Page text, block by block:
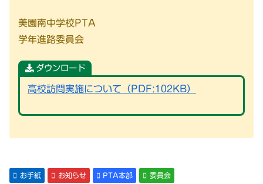
美園南中学校PTA
学年進路委員会
ダウンロード
高校訪問実施について（PDF:102KB）
お手紙 お知らせ PTA本部 委員会